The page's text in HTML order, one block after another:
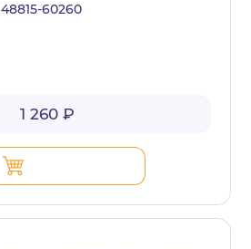
48815-60260
1 260 ₽